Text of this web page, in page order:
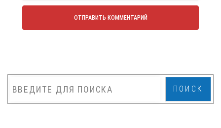
ПОИСК